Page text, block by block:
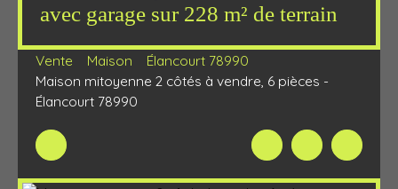
avec garage sur 228 m² de terrain
Vente Maison
Élancourt 78990
Maison mitoyenne 2 côtés à vendre, 6 pièces -
Élancourt 78990